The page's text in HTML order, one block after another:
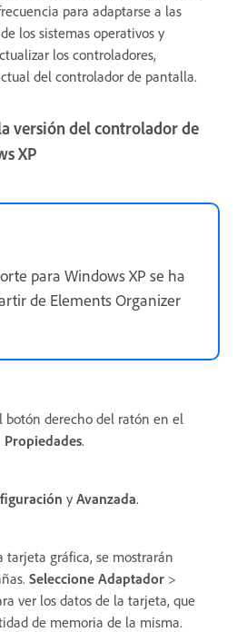
para adaptarse a las
los sistemas operativos y
los controladores,
del controlador de pantalla.
versión del controlador de
XP
para Windows XP se ha
de Elements Organizer
botón derecho del ratón en el
Propiedades.
y Avanzada.
tarjeta gráfica, se mostrarán
Seleccione Adaptador >
ver los datos de la tarjeta, que
de memoria de la misma.